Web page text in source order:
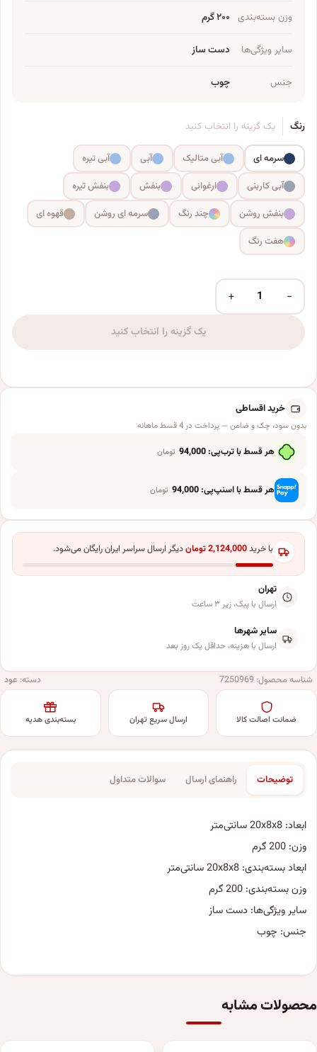
وزن بسته‌بندی ۲۰۰ گرم
سایر ویژگی‌ها دست ساز
جنس چوب
رنگ یک گزینه را انتخاب کنید
سرمه ای آبی متالیک آبی
آبی تیره
آبی کاربنی
ارغوانی بنفش
بنفش تیره
بنفش روشن
چند رنگ سرمه ای روشن
قهوه ای
هفت رنگ
عود ناندیتا مدل لوندر عدد
−
+
یک گزینه را انتخاب کنید
خرید اقساطی
بدون سود، چک و ضامن — پرداخت در 4 قسط ماهانه
هر قسط با ترب‌پی:94,000 تومان
هر قسط با اسنپ‌پی:94,000 تومان
با خرید2,124,000توماندیگر ارسال سراسر ایران رایگان می‌شود.
تهران
ارسال با پیک، زیر ۳ ساعت
سایر شهرها
ارسال با هزینه، حداقل یک روز بعد
شناسه محصول: 7250969 دسته: عود
ضمانت اصالت کالا ارسال سریع تهران بسته‌بندی هدیه
توضیحات راهنمای ارسال سوالات متداول
ابعاد: 20x8x8 سانتی‌متر
وزن: 200 گرم
ابعاد بسته‌بندی: 20x8x8 سانتی‌متر
وزن بسته‌بندی: 200 گرم
سایر ویژگی‌ها: دست ساز
جنس: چوب
محصولات مشابه